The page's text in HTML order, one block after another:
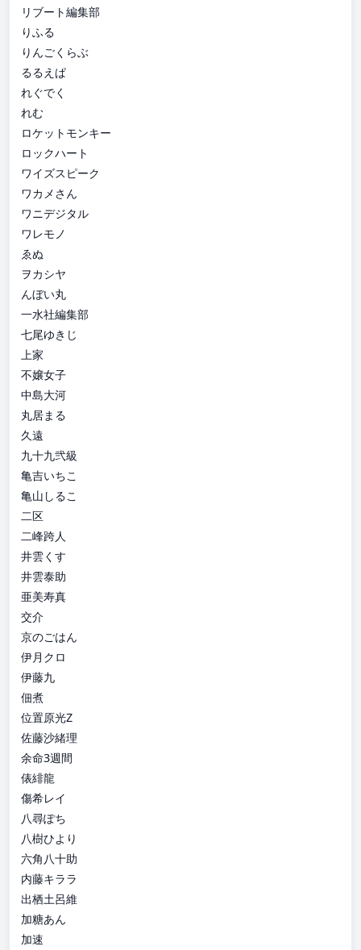
リブート編集部
りふる
りんごくらぶ
るるえぱ
れぐでく
れむ
ロケットモンキー
ロックハート
ワイズスピーク
ワカメさん
ワニデジタル
ワレモノ
ゑぬ
ヲカシヤ
んぼい丸
一水社編集部
七尾ゆきじ
上家
不嬢女子
中島大河
丸居まる
久遠
九十九弐級
亀吉いちこ
亀山しるこ
二区
二峰跨人
井雲くす
井雲泰助
亜美寿真
交介
京のごはん
伊月クロ
伊藤九
佃煮
位置原光Z
佐藤沙緒理
余命3週間
俵緋龍
傷希レイ
八尋ぽち
八樹ひより
六角八十助
内藤キララ
出栖土呂維
加糖あん
加速